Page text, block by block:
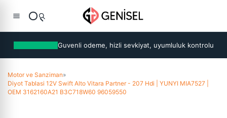
Guvenli odeme, hizli sevkiyat, uyumluluk kontrolu
Motor ve Sanziman»
Diyot Tablasi 12V Swift Alto Vitara Partner - 207 Hdi | YUNYI MIA7527 |
OEM 3162160A21 B3C718W60 96059550